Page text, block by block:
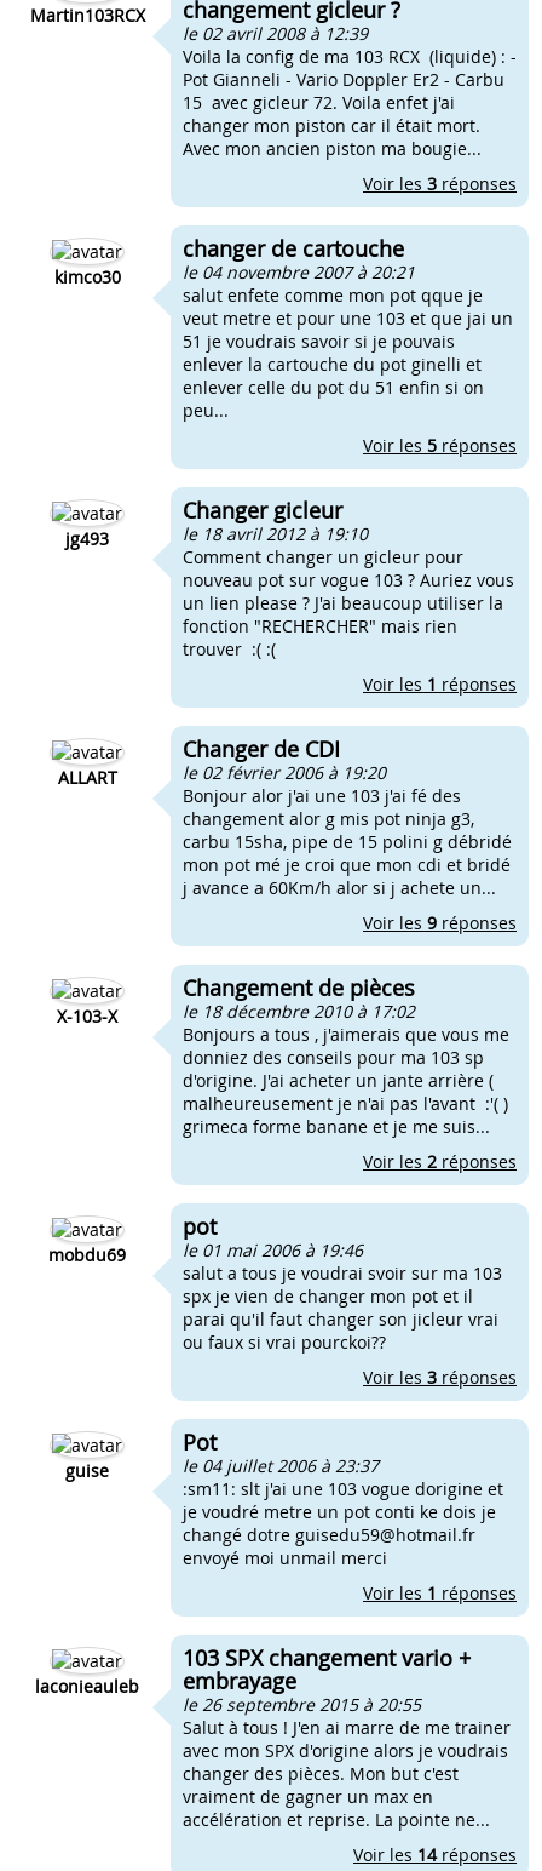
Martin103RCX changement gicleur ?
le 02 avril 2008 à 12:39
Voila la config de ma 103 RCX (liquide) : -
Pot Gianneli - Vario Doppler Er2 - Carbu
15 avec gicleur 72. Voila enfet j'ai
changer mon piston car il était mort.
Avec mon ancien piston ma bougie...
Voir les 3 réponses
kimco30
changer de cartouche
le 04 novembre 2007 à 20:21
salut enfete comme mon pot qque je
veut metre et pour une 103 et que jai un
51 je voudrais savoir si je pouvais
enlever la cartouche du pot ginelli et
enlever celle du pot du 51 enfin si on
peu...
Voir les 5 réponses
jg493
Changer gicleur
le 18 avril 2012 à 19:10
Comment changer un gicleur pour
nouveau pot sur vogue 103 ? Auriez vous
un lien please ? J'ai beaucoup utiliser la
fonction "RECHERCHER" mais rien
trouver :( :(
Voir les 1 réponses
ALLART
Changer de CDI
le 02 février 2006 à 19:20
Bonjour alor j'ai une 103 j'ai fé des
changement alor g mis pot ninja g3,
carbu 15sha, pipe de 15 polini g débridé
mon pot mé je croi que mon cdi et bridé
j avance a 60Km/h alor si j achete un...
Voir les 9 réponses
X-103-X
Changement de pièces
le 18 décembre 2010 à 17:02
Bonjours a tous , j'aimerais que vous me
donniez des conseils pour ma 103 sp
d'origine. J'ai acheter un jante arrière (
malheureusement je n'ai pas l'avant :'( )
grimeca forme banane et je me suis...
Voir les 2 réponses
mobdu69
pot
le 01 mai 2006 à 19:46
salut a tous je voudrai svoir sur ma 103
spx je vien de changer mon pot et il
parai qu'il faut changer son jicleur vrai
ou faux si vrai pourckoi??
Voir les 3 réponses
guise
Pot
le 04 juillet 2006 à 23:37
:sm11: slt j'ai une 103 vogue dorigine et
je voudré metre un pot conti ke dois je
changé dotre guisedu59@hotmail.fr
envoyé moi unmail merci
Voir les 1 réponses
laconieauleb
103 SPX changement vario +
embrayage
le 26 septembre 2015 à 20:55
Salut à tous ! J'en ai marre de me trainer
avec mon SPX d'origine alors je voudrais
changer des pièces. Mon but c'est
vraiment de gagner un max en
accélération et reprise. La pointe ne...
Voir les 14réponses